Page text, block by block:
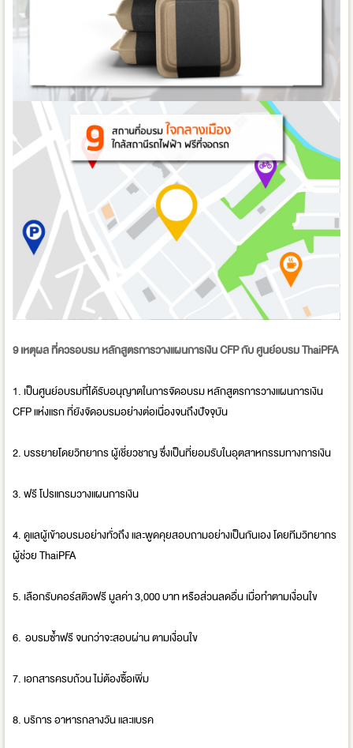
9 เหตุผล ที่ควรอบรม หลักสูตรการวางแผนการเงิน CFP กับ ศูนย์อบรม ThaiPFA
1. เป็นศูนย์อบรมที่ได้รับอนุญาตในการจัดอบรม หลักสูตรการวางแผนการเงิน
CFP แห่งแรก ที่ยังจัดอบรมอย่างต่อเนื่องจนถึงปัจจุบัน
2. บรรยายโดยวิทยากร ผู้เชี่ยวชาญ ซึ่งเป็นที่ยอมรับในอุตสาหกรรมทางการเงิน
3. ฟรี โปรแกรมวางแผนการเงิน
4. ดูแลผู้เข้าอบรมอย่างทั่วถึง และพูดคุยสอบถามอย่างเป็นกันเอง โดยทีมวิทยากร
ผู้ช่วย ThaiPFA
5. เลือกรับคอร์สติวฟรี มูลค่า 3,000 บาท หรือส่วนลดอื่น เมื่อทำตามเงื่อนใข
6. อบรมซ้ำฟรี จนกว่าจะสอบผ่าน ตามเงื่อนใข
7. เอกสารครบถ้วน ไม่ต้องซื้อเพิ่ม
8. บริการ อาหารกลางวัน และแบรค